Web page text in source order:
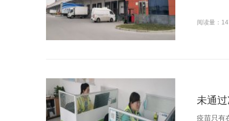
阅读量：
未通
疫苗只有